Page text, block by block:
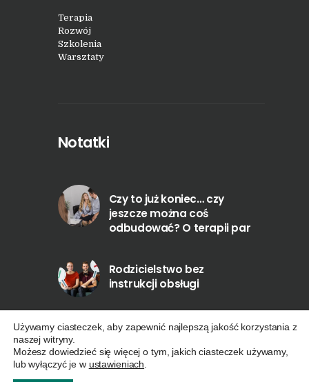
Terapia
Rozwój
Szkolenia
Warsztaty
Notatki
Czy to już koniec… czy
jeszcze można coś
odbudować? O terapii par
Rodzicielstwo bez
instrukcji obsługi
Używamy ciasteczek, aby zapewnić najlepszą jakość korzystania z
naszej witryny.
Możesz dowiedzieć się więcej o tym, jakich ciasteczek używamy,
lub wyłączyć je w ustawieniach